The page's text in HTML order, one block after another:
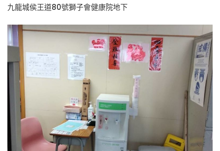
報告新飲水機
ENGLISH
下載 DOWNLOAD
九龍城侯王道80號獅子會健康院地下